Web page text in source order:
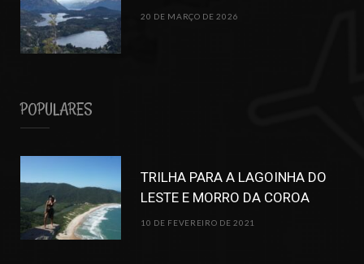
20 DE MARÇO DE 2026
POPULARES
TRILHA PARA A LAGOINHA DO
LESTE E MORRO DA COROA
10 DE FEVEREIRO DE 2021